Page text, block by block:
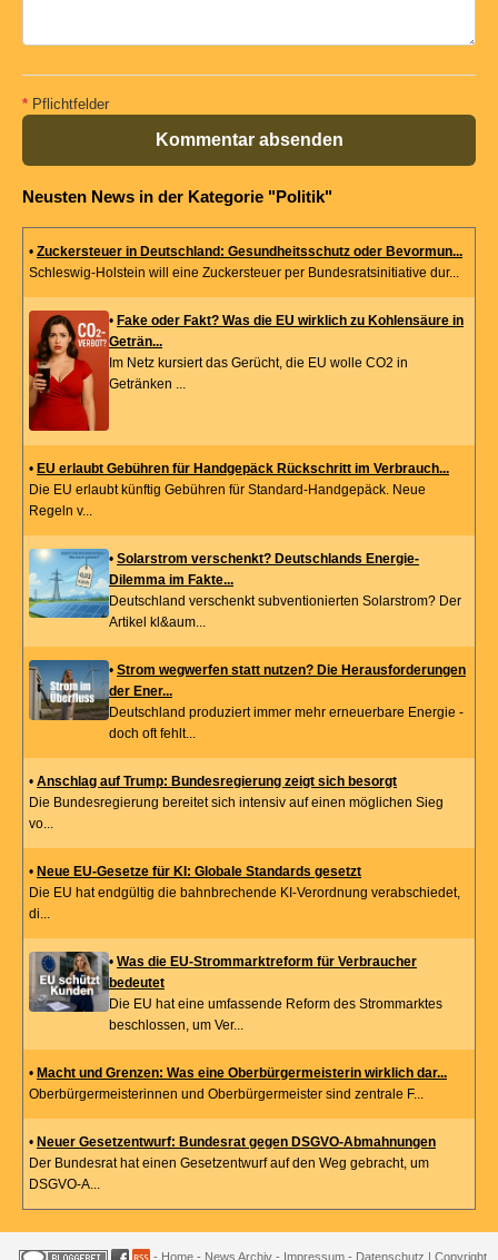
* Pflichtfelder
Kommentar absenden
Neusten News in der Kategorie "Politik"
• Zuckersteuer in Deutschland: Gesundheitsschutz oder Bevormun...
Schleswig-Holstein will eine Zuckersteuer per Bundesratsinitiative dur...
• Fake oder Fakt? Was die EU wirklich zu Kohlensäure in
Geträn...
Im Netz kursiert das Gerücht, die EU wolle CO2 in
Getränken ...
• EU erlaubt Gebühren für Handgepäck Rückschritt im Verbrauch...
Die EU erlaubt künftig Gebühren für Standard-Handgepäck. Neue
Regeln v...
• Solarstrom verschenkt? Deutschlands Energie-
Dilemma im Fakte...
Deutschland verschenkt subventionierten Solarstrom? Der
Artikel kl&aum...
• Strom wegwerfen statt nutzen? Die Herausforderungen
der Ener...
Deutschland produziert immer mehr erneuerbare Energie -
doch oft fehlt...
• Anschlag auf Trump: Bundesregierung zeigt sich besorgt
Die Bundesregierung bereitet sich intensiv auf einen möglichen Sieg
vo...
• Neue EU-Gesetze für KI: Globale Standards gesetzt
Die EU hat endgültig die bahnbrechende KI-Verordnung verabschiedet,
di...
• Was die EU-Strommarktreform für Verbraucher
bedeutet
Die EU hat eine umfassende Reform des Strommarktes
beschlossen, um Ver...
• Macht und Grenzen: Was eine Oberbürgermeisterin wirklich dar...
Oberbürgermeisterinnen und Oberbürgermeister sind zentrale F...
• Neuer Gesetzentwurf: Bundesrat gegen DSGVO-Abmahnungen
Der Bundesrat hat einen Gesetzentwurf auf den Weg gebracht, um
DSGVO-A...
- Home - News Archiv - Impressum - Datenschutz | Copyright